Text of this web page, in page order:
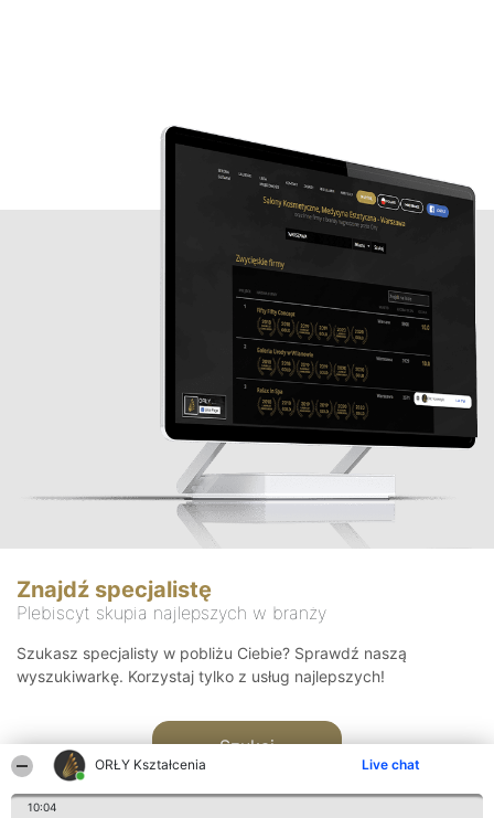
ORŁY Kształcenia Live chat
10:04
Znajdź specjalistę
Plebiscyt skupia najlepszych w branży
Szukasz specjalisty w pobliżu Ciebie? Sprawdź naszą
wyszukiwarkę. Korzystaj tylko z usług najlepszych!
Szukaj